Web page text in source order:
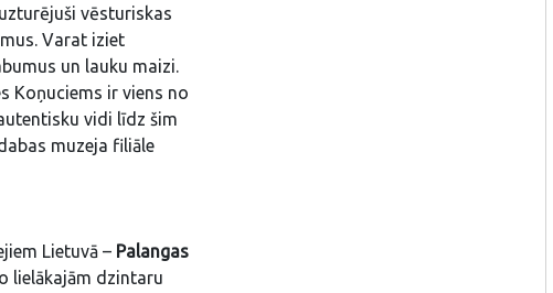
vēsturiskas
Varat iziet
un lauku maizi.
Koņuciems ir viens no
vidi līdz šim
muzeja filiāle
Lietuvā – Palangas
lielākajām dzintaru